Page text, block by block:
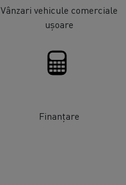
Vânzari vehicule comerciale
ușoare
Finanțare